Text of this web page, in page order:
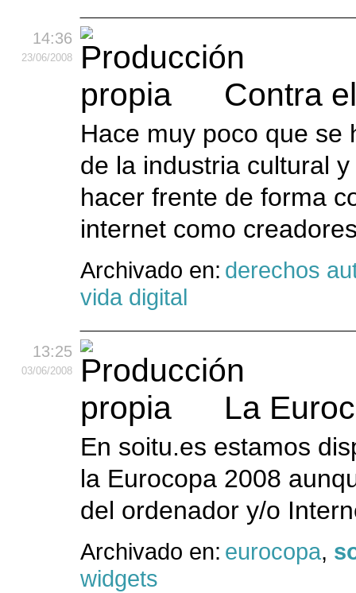
14:36
23/06/2008
Contra
Hace muy poco que se
de la industria cultural
hacer frente de forma
internet como
Archivado en: derechos
vida digital
13:25
03/06/2008
La
En soitu.es estamos
la Eurocopa 2008
del ordenador y/o
Archivado en: eurocopa,
widgets